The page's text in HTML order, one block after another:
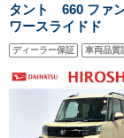
タント 660 ファ
ワースライドド
ディーラー保証 車両品質